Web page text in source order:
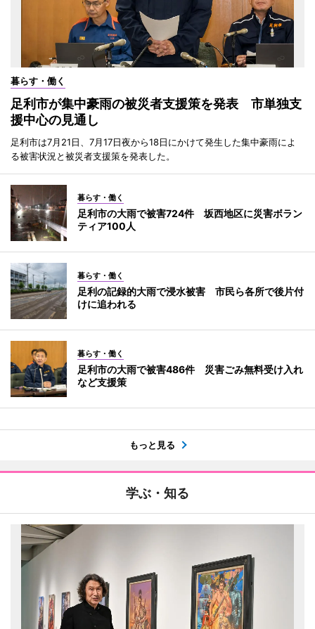
暮らす・働く
足利市が集中豪雨の被災者支援策を発表 市単独支
援中心の見通し
足利市は7月21日、7月17日夜から18日にかけて発生した集中豪雨によ
る被害状況と被災者支援策を発表した。
暮らす・働く
足利市の大雨で被害724件 坂西地区に災害ボラン
ティア100人
暮らす・働く
足利の記録的大雨で浸水被害 市民ら各所で後片付
けに追われる
暮らす・働く
足利市の大雨で被害486件 災害ごみ無料受け入れ
など支援策
もっと見る
学ぶ・知る